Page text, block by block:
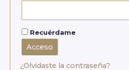
Recuérdame
Acceso
¿Olvidaste la contraseña?